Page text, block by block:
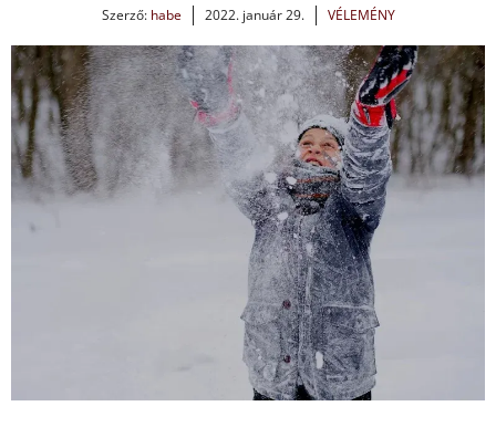
Szerző: habe 2022. január 29. VÉLEMÉNY